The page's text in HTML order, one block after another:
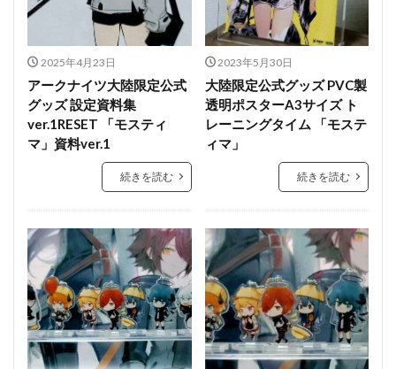
2025年4月23日
アークナイツ大陸限定公式
グッズ 設定資料集
ver.1RESET 「モスティ
マ」資料ver.1
続きを読む
2023年5月30日
大陸限定公式グッズ PVC製
透明ポスターA3サイズ ト
レーニングタイム 「モステ
ィマ」
続きを読む